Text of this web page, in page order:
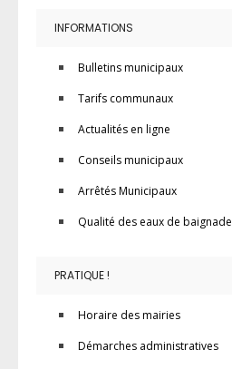
INFORMATIONS
Bulletins municipaux
Tarifs communaux
Actualités en ligne
Conseils municipaux
Arrêtés Municipaux
Qualité des eaux de baignade
PRATIQUE !
Horaire des mairies
Démarches administratives